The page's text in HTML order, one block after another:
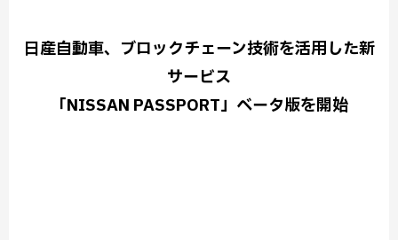
日産自動車、ブロックチェーン技術を活用した新
サービス
「NISSAN PASSPORT」ベータ版を開始